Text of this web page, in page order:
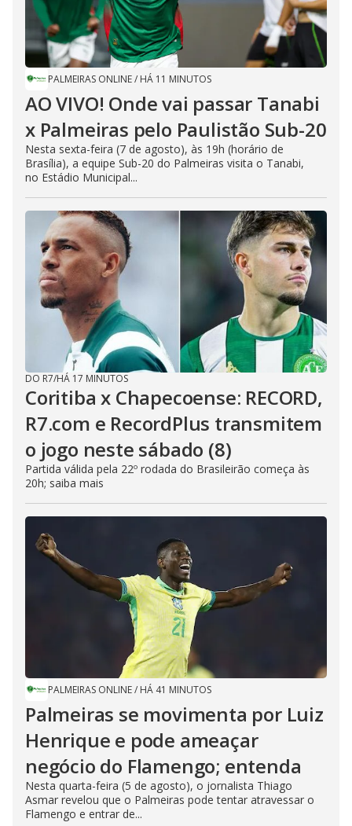
PALMEIRAS ONLINE/ HÁ 11 MINUTOS
AO VIVO! Onde vai passar Tanabi
x Palmeiras pelo Paulistão Sub-20
Nesta sexta-feira (7 de agosto), às 19h (horário de
Brasília), a equipe Sub-20 do Palmeiras visita o Tanabi,
no Estádio Municipal...
DO R7/HÁ 17 MINUTOS
Coritiba x Chapecoense: RECORD,
R7.com e RecordPlus transmitem
o jogo neste sábado (8)
Partida válida pela 22º rodada do Brasileirão começa às
20h; saiba mais
PALMEIRAS ONLINE/ HÁ 41 MINUTOS
Palmeiras se movimenta por Luiz
Henrique e pode ameaçar
negócio do Flamengo; entenda
Nesta quarta-feira (5 de agosto), o jornalista Thiago
Asmar revelou que o Palmeiras pode tentar atravessar o
Flamengo e entrar de...